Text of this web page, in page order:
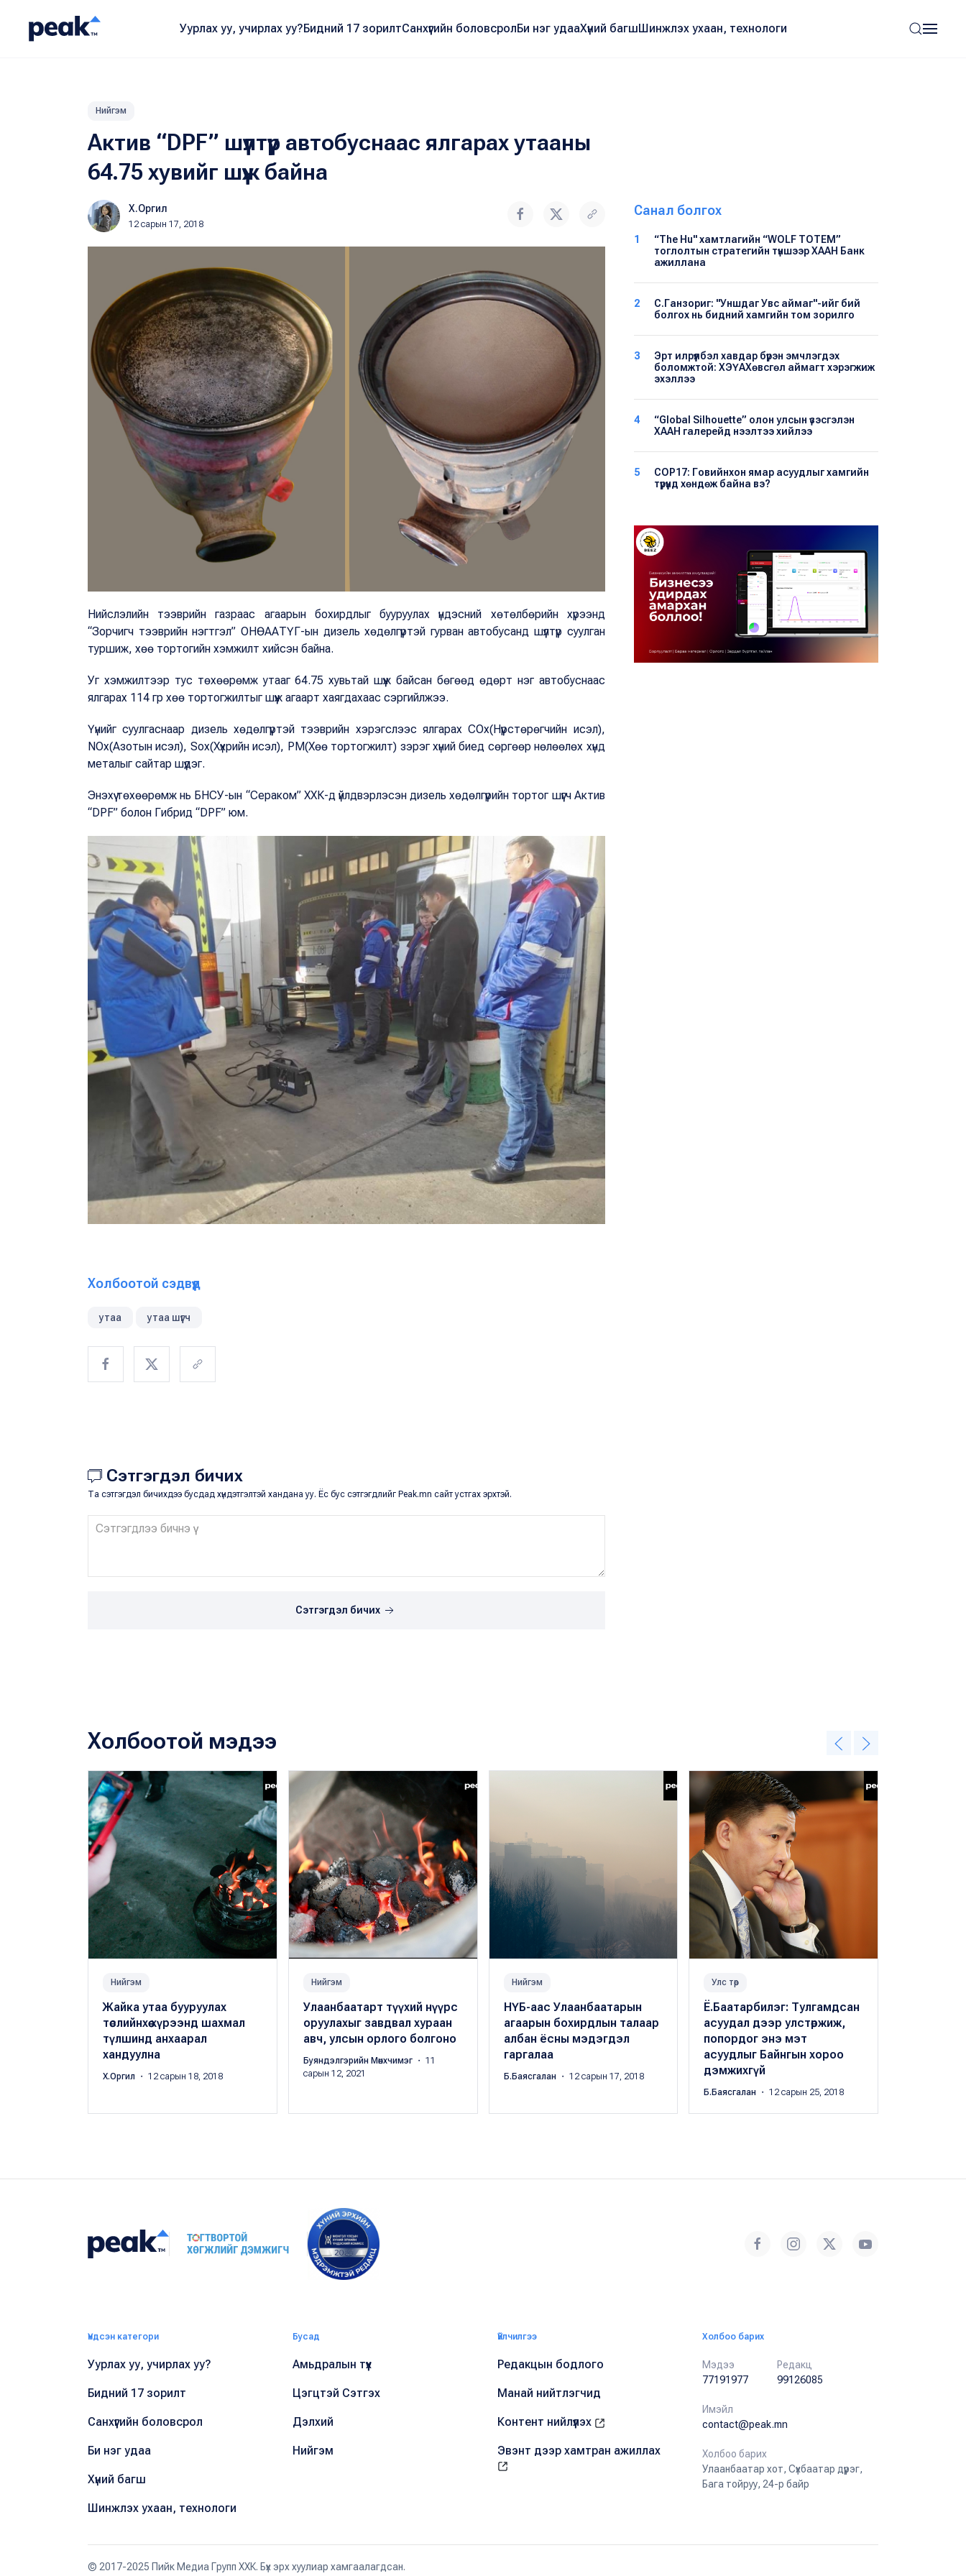
Уурлах уу, учирлах уу?Бидний 17 зорилтСанхүүгийн боловсролБи нэг удааХүний багшШинжлэх ухаан, технологи
Нийгэм
Актив “DPF” шүүлтүүр автобуснаас ялгарах утааны
64.75 хувийг шүүж байна
Х.Оргил
12 сарын 17, 2018
Нийслэлийн тээврийн газраас агаарын бохирдлыг бууруулах үндэсний хөтөлбөрийн хүрээнд
“Зорчигч тээврийн нэгтгэл” ОНӨААТҮГ-ын дизель хөдөлгүүртэй гурван автобусанд шүүлтүүр суулган
туршиж, хөө тортогийн хэмжилт хийсэн байна.
Уг хэмжилтээр тус төхөөрөмж утааг 64.75 хувьтай шүүж байсан бөгөөд өдөрт нэг автобуснаас
ялгарах 114 гр хөө тортогжилтыг шүүж агаарт хаягдахаас сэргийлжээ.
Үүнийг суулгаснаар дизель хөдөлгүүртэй тээврийн хэрэгслээс ялгарах COx(Нүүрстөрөгчийн исэл),
NOx(Азотын исэл), Sox(Хүхрийн исэл), PM(Хөө тортогжилт) зэрэг хүний биед сөргөөр нөлөөлөх хүнд
металыг сайтар шүүдэг.
Энэхүү төхөөрөмж нь БНСУ-ын “Сераком” ХХК-д үйлдвэрлэсэн дизель хөдөлгүүрийн тортог шүүгч Актив
“DPF” болон Гибрид “DPF” юм.
Холбоотой сэдвүүд
утаа утаа шүүгч
Сэтгэгдэл бичих
Та сэтгэгдэл бичихдээ бусдад хүндэтгэлтэй хандана уу. Ёс бус сэтгэгдлийг Peak.mn сайт устгах эрхтэй.
Сэтгэгдэл бичих
Санал болгох
1
“The Hu" хамтлагийн “WOLF TOTEM”
тоглолтын стратегийн түншээр ХААН Банк
ажиллана
2
С.Ганзориг: "Уншдаг Увс аймаг"-ийг бий
болгох нь бидний хамгийн том зорилго
3
Эрт илрүүлбэл хавдар бүрэн эмчлэгдэх
боломжтой: ХЭҮА​Хөвсгөл аймагт хэрэгжиж
эхэллээ
4
“Global Silhouette” олон улсын үзэсгэлэн
ХААН галерейд нээлтээ хийлээ
5
COP17: Говийнхон ямар асуудлыг хамгийн
түрүүнд хөндөж байна вэ?
Холбоотой мэдээ
Нийгэм
Жайка утаа бууруулах
төслийнхөө хүрээнд шахмал
түлшинд анхаарал
хандуулна
Х.Оргил ・ 12 сарын 18, 2018
Нийгэм
Улаанбаатарт түүхий нүүрс
оруулахыг завдвал хураан
авч, улсын орлого болгоно
Буяндэлгэрийн Мөнхчимэг ・ 11
сарын 12, 2021
Нийгэм
НҮБ-аас Улаанбаатарын
агаарын бохирдлын талаар
албан ёсны мэдэгдэл
гаргалаа
Б.Баясгалан ・ 12 сарын 17, 2018
Улс төр
Ё.Баатарбилэг: Тулгамдсан
асуудал дээр улстөржиж,
попордог энэ мэт
асуудлыг Байнгын хороо
дэмжихгүй
Б.Баясгалан ・ 12 сарын 25, 2018
Үндсэн категори
Уурлах уу, учирлах уу?
Бидний 17 зорилт
Санхүүгийн боловсрол
Би нэг удаа
Хүний багш
Шинжлэх ухаан, технологи
Бусад
Амьдралын түүх
Цэгцтэй Сэтгэх
Дэлхий
Нийгэм
Үйлчилгээ
Редакцын бодлого
Манай нийтлэгчид
Контент нийлүүлэх
Эвэнт дээр хамтран ажиллах
Холбоо барих
Мэдээ
77191977
Редакц
99126085
Имэйл
contact@peak.mn
Холбоо барих
Улаанбаатар хот, Сүхбаатар дүүрэг,
Бага тойруу, 24-р байр
© 2017-2025 Пийк Медиа Групп ХХК. Бүх эрх хуулиар хамгаалагдсан.